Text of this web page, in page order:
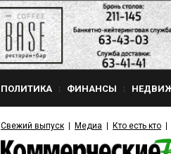
ПОЛИТИКА ФИНАНСЫ
Свежий выпуск Медиа Кто есть кто